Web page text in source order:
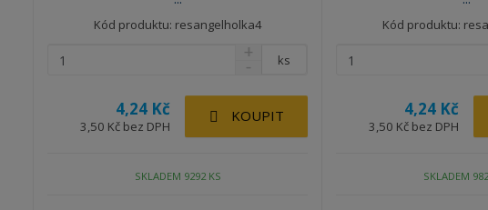
Kód produktu: resangelholka4
4,24 Kč
3,50 Kč bez DPH
ks
KOUPIT
SKLADEM 9292 KS
Kód produktu:
4,24 Kč
3,50 Kč bez DPH
SKLADEM